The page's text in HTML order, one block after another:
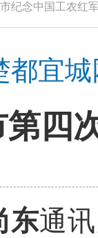
念中国工农红军
都宜城
四
东通